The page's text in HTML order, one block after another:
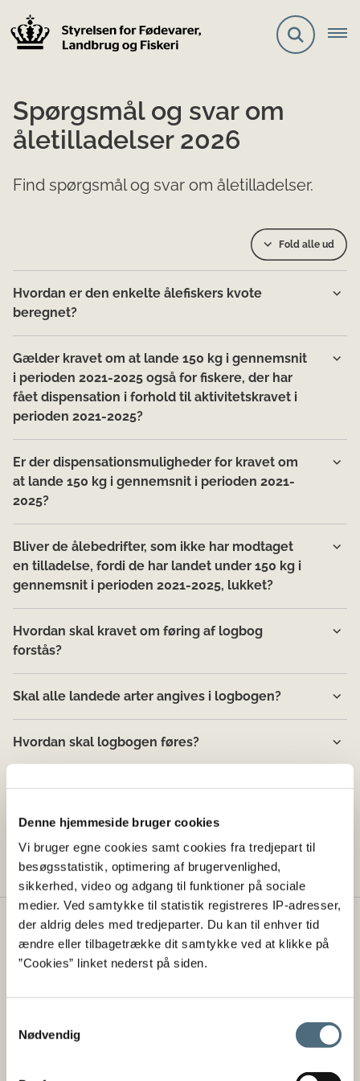
Denne hjemmeside bruger cookies
Vi bruger egne cookies samt cookies fra tredjepart til
besøgsstatistik, optimering af brugervenlighed,
sikkerhed, video og adgang til funktioner på sociale
medier. Ved samtykke til statistik registreres IP-adresser,
der aldrig deles med tredjeparter. Du kan til enhver tid
ændre eller tilbagetrække dit samtykke ved at klikke på
”Cookies” linket nederst på siden.
Nødvendig
Spørgsmål og svar om
åletilladelser 2026
Find spørgsmål og svar om åletilladelser.
Fold alle ud
Hvordan er den enkelte ålefiskers kvote
beregnet?
Gælder kravet om at lande 150 kg i gennemsnit
i perioden 2021-2025 også for fiskere, der har
fået dispensation i forhold til aktivitetskravet i
perioden 2021-2025?
Er der dispensationsmuligheder for kravet om
at lande 150 kg i gennemsnit i perioden 2021-
2025?
Bliver de ålebedrifter, som ikke har modtaget
en tilladelse, fordi de har landet under 150 kg i
gennemsnit i perioden 2021-2025, lukket?
Hvordan skal kravet om føring af logbog
forstås?
Skal alle landede arter angives i logbogen?
Hvordan skal logbogen føres?
Skal ålefiskere melde afsejling?
Hvad sker der med §§ 16- og 18-fiskeriet?
Styrelsen for Fødevarer, Landbrug og
Fiskeri
navnet Styrelsen for Fødevarer, Landbrug og Fiskeri fra
1. januar 2026.